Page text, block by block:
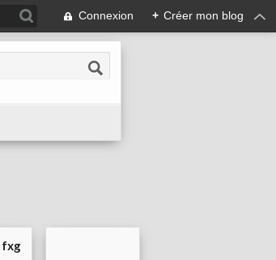
Connexion + Créer mon blog
fxg